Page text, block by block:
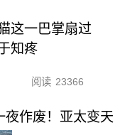
这一巴掌扇过
知疼
阅读 23366
夜作废！亚太变天